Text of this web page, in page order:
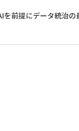
前提にデータ統治の